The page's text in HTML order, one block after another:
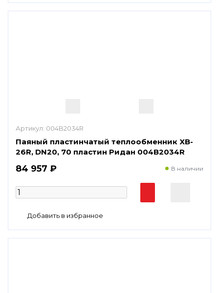
Артикул: 004B2034R
Паяный пластинчатый теплообменник XB-
26R, DN20, 70 пластин Ридан 004B2034R
84 957 ₽ В наличии